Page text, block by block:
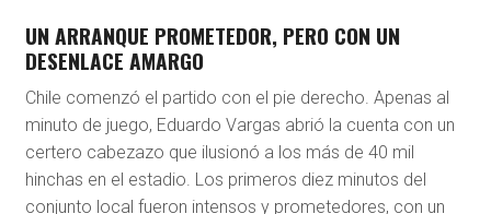
UN ARRANQUE PROMETEDOR, PERO CON UN
DESENLACE AMARGO
Chile comenzó el partido con el pie derecho. Apenas al
minuto de juego, Eduardo Vargas abrió la cuenta con un
certero cabezazo que ilusionó a los más de 40 mil
hinchas en el estadio. Los primeros diez minutos del
conjunto local fueron intensos y prometedores, con un